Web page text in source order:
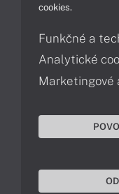
Podpora a servis
043 4224
cookies.
Funkčné a
Analytické
Marketingové